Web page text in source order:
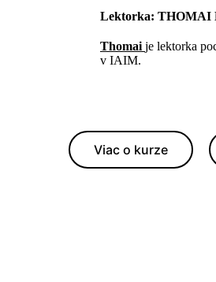
Lektorka: THOMAI
Thomai je lektorka
v IAIM.
Viac o kurze